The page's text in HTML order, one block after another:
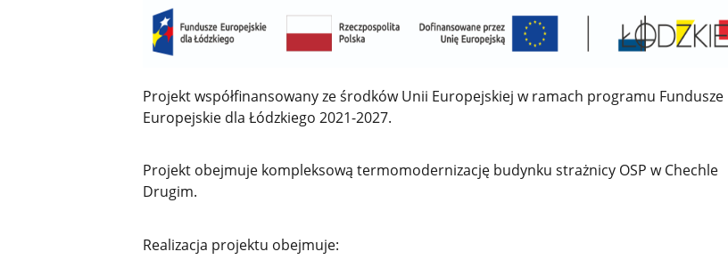
Projekt współfinansowany ze środków Unii Europejskiej w ramach programu Fundusze
Europejskie dla Łódzkiego 2021-2027.
Projekt obejmuje kompleksową termomodernizację budynku strażnicy OSP w Chechle
Drugim.
Realizacja projektu obejmuje: